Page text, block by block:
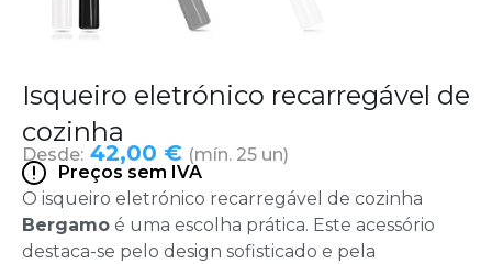
Isqueiro eletrónico recarregável de
cozinha
Desde: 42,00 € (mín. 25 un)
Preços sem IVA
O isqueiro eletrónico recarregável de cozinha
Bergamo é uma escolha prática. Este acessório
destaca-se pelo design sofisticado e pela